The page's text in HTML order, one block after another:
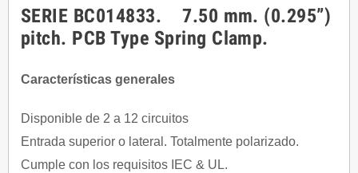
SERIE BC014833. 7.50 mm. (0.295”)
pitch. PCB Type Spring Clamp.
Características generales
Disponible de 2 a 12 circuitos
Entrada superior o lateral. Totalmente polarizado.
Cumple con los requisitos IEC & UL.